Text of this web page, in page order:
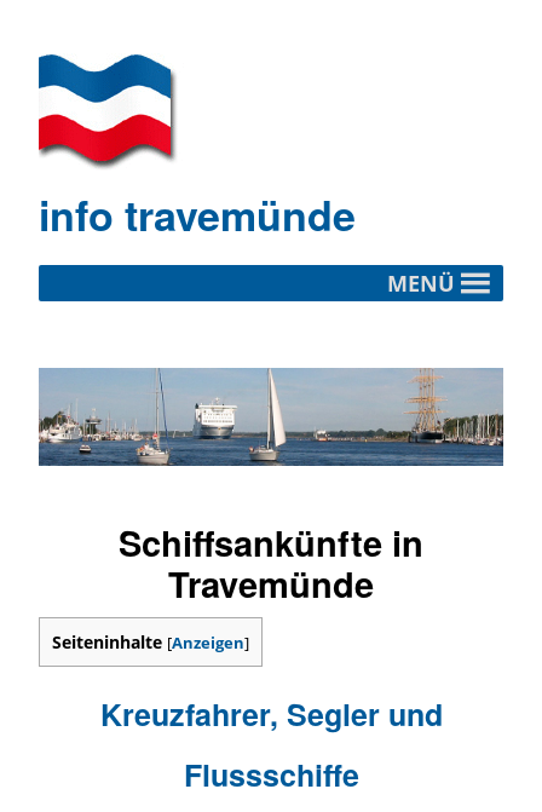
info travemünde
MENÜ
Schiffsankünfte in
Travemünde
Seiteninhalte [Anzeigen]
Kreuzfahrer, Segler und
Flussschiffe